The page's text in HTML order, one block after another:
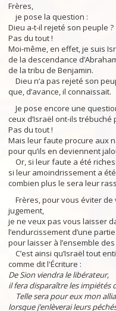
Frères,
je pose la question :
Dieu a-t-il rejeté son peuple ?
Pas du tout !
Moi-même, en effet, je suis
de la descendance
de la tribu de Benjamin.
Dieu n’a pas rejeté son
que, d’avance, il connaissait.
Je pose encore une
ceux d’Israël ont-ils
Pas du tout !
Mais leur faute procure aux
pour qu’ils en deviennent
Or, si leur faute a été
si leur amoindrissement a
combien plus le sera leur
Frères, pour vous éviter
jugement,
je ne veux pas vous laisser
l’endurcissement d’une
pour laisser à l’ensemble
C’est ainsi qu’Israël tout
comme dit l'Écriture :
De Sion viendra le libérateur,
il fera disparaître les impiétés
Telle sera pour eux mon
lorsque j’enlèverai leurs